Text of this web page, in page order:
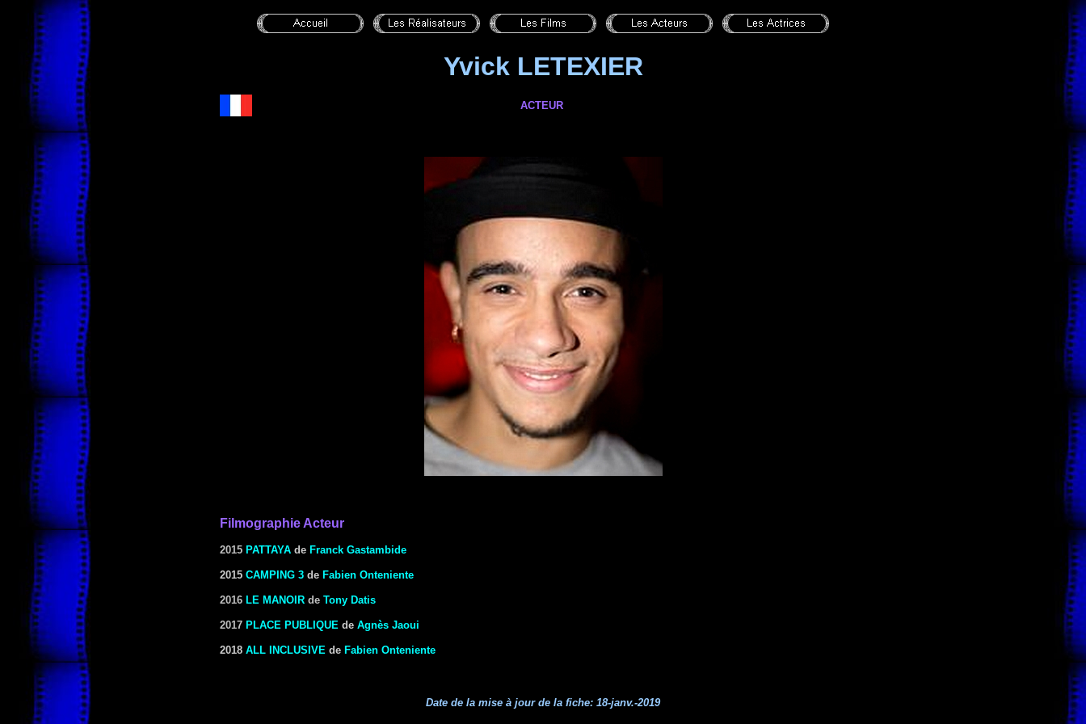
Yvick LETEXIER
ACTEUR
Filmographie Acteur
2015 PATTAYA de Franck Gastambide
2015 CAMPING 3 de Fabien Onteniente
2016 LE MANOIR de Tony Datis
2017 PLACE PUBLIQUE de Agnès Jaoui
2018 ALL INCLUSIVE de Fabien Onteniente
Date de la mise à jour de la fiche: 18-janv.-2019